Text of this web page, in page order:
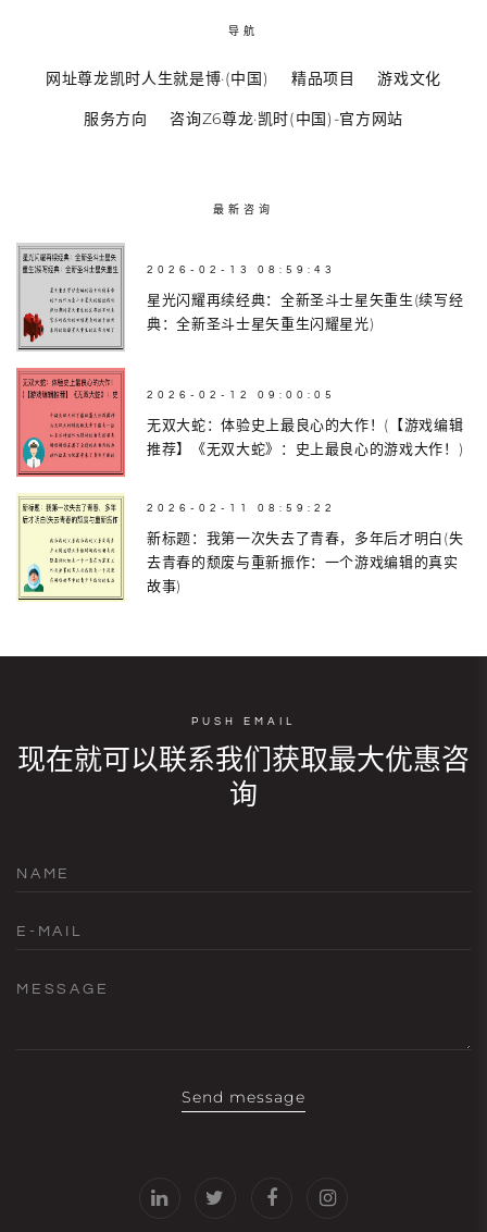
导航
网址尊龙凯时人生就是博·(中国) 精品项目 游戏文化
服务方向 咨询Z6尊龙·凯时(中国)-官方网站
最新咨询
2026-02-13 08:59:43
星光闪耀再续经典：全新圣斗士星矢重生(续写经
典：全新圣斗士星矢重生闪耀星光)
2026-02-12 09:00:05
无双大蛇：体验史上最良心的大作！(【游戏编辑
推荐】《无双大蛇》：史上最良心的游戏大作！)
2026-02-11 08:59:22
新标题：我第一次失去了青春，多年后才明白(失
去青春的颓废与重新振作：一个游戏编辑的真实
故事)
PUSH EMAIL
现在就可以联系我们获取最大优惠咨
询
NAME
E-MAIL
MESSAGE
Send message